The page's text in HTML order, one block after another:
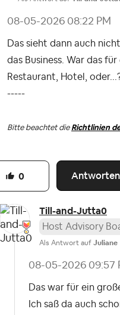
‎08-05-2026 08:22 PM
Das sieht dann auch
das Business. War das für
Restaurant, Hotel,
-----
Bitte beachtet die Richtlinien
Antworten
0
Till-and-Jutta0
Host Advisory
Als Antwort auf Juliane
‎08-05-2026 09:57
Das war für ein
Ich saß da auch